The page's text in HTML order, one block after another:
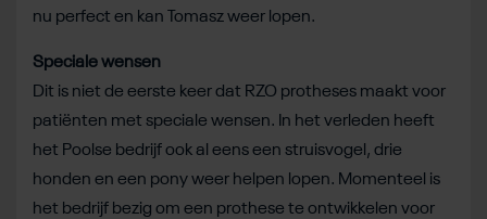
nu perfect en kan Tomasz weer lopen.
Speciale wensen
Dit is niet de eerste keer dat RZO protheses maakt voor
patiënten met speciale wensen. In het verleden heeft
het Poolse bedrijf ook al eens een struisvogel, drie
honden en een pony weer helpen lopen. Momenteel is
het bedrijf bezig om een prothese te ontwikkelen voor